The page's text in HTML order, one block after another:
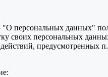
персональных данных"
своих персональных
предусмотренных